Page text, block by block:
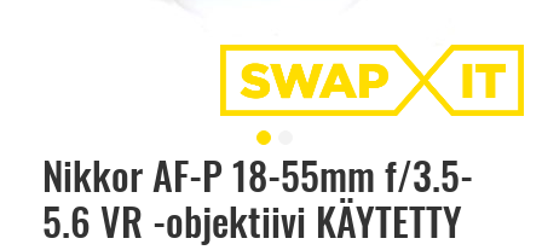
Nikkor AF-P 18-55mm f/3.5-
5.6 VR -objektiivi KÄYTETTY
Skip
beginning